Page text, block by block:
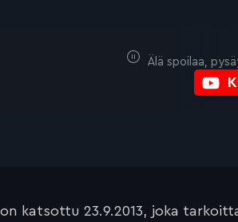
Älä spoilaa,
katsottu 23.9.2013, joka